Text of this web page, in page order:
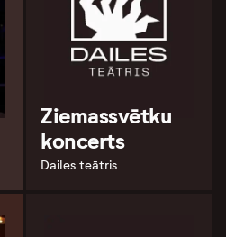
Ziemassvētku
koncerts
Dailes teātris